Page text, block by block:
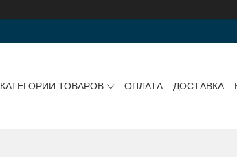
КАТЕГОРИИ ТОВАРОВ ОПЛАТА ДОСТАВКА